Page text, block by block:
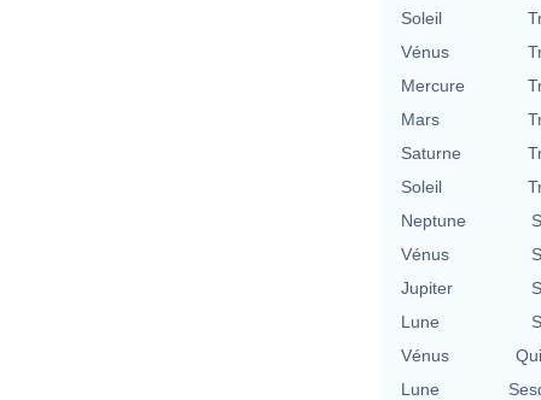
Soleil
Vénus
Mercure
Mars
Saturne
Soleil
Neptune
Vénus
Jupiter
Lune
Vénus
Lune